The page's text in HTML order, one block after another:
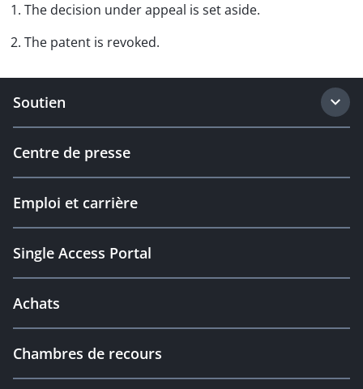
1. The decision under appeal is set aside.
2. The patent is revoked.
Soutien
Centre de presse
Emploi et carrière
Single Access Portal
Achats
Chambres de recours